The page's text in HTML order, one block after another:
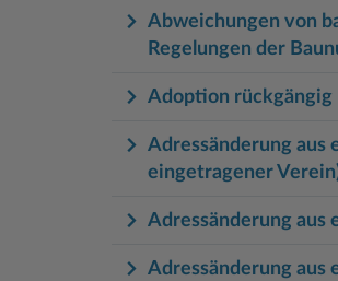
Abweichungen von
Regelungen der
Adoption rückgängig
Adressänderung aus
eingetragener
Adressänderung aus
Adressänderung aus